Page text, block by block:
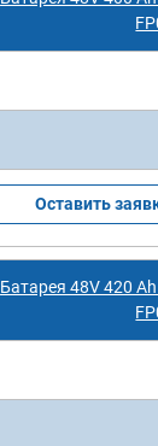
Оставить
Батарея 48V 420